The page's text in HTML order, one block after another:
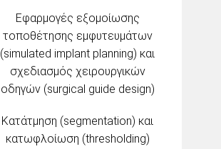
Εφαρμογές εξομοίωσης
τοποθέτησης εμφυτευμάτων
(simulated implant planning) και
σχεδιασμός χειρουργικών
οδηγών (surgical guide design)
Κατάτμηση (segmentation) και
κατωφλοίωση (thresholding)